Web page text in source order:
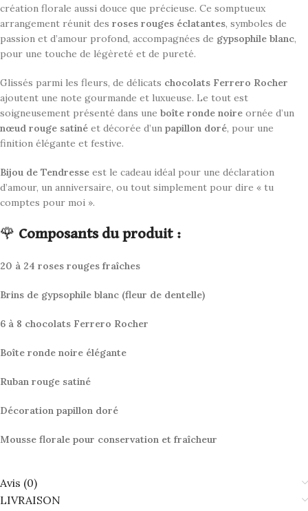
création florale aussi douce que précieuse. Ce somptueux
arrangement réunit des roses rouges éclatantes, symboles de
passion et d’amour profond, accompagnées de gypsophile blanc,
pour une touche de légèreté et de pureté.
Glissés parmi les fleurs, de délicats chocolats Ferrero Rocher
ajoutent une note gourmande et luxueuse. Le tout est
soigneusement présenté dans une boîte ronde noire ornée d’un
nœud rouge satiné et décorée d’un papillon doré, pour une
finition élégante et festive.
Bijou de Tendresse est le cadeau idéal pour une déclaration
d’amour, un anniversaire, ou tout simplement pour dire « tu
comptes pour moi ».
🌹 Composants du produit :
20 à 24 roses rouges fraîches
Brins de gypsophile blanc (fleur de dentelle)
6 à 8 chocolats Ferrero Rocher
Boîte ronde noire élégante
Ruban rouge satiné
Décoration papillon doré
Mousse florale pour conservation et fraîcheur
Avis (0)
LIVRAISON